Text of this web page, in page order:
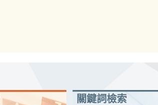
關鍵詞檢索